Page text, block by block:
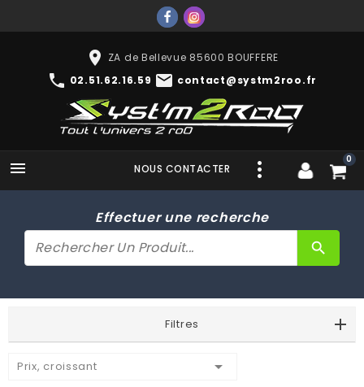
place ZA de Bellevue 85600 BOUFFERE
phone 02.51.62.16.59 mail contact@systm2roo.fr
 0
NOUS CONTACTER
Effectuer une recherche
search
Filtres
Prix, croissant 